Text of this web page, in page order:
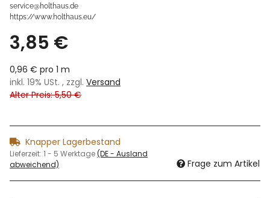
service@holthaus.de
https://www.holthaus.eu/
3,85 €
0,96 € pro 1 m
inkl. 19% USt. , zzgl. Versand
Alter Preis: 5,50 €
Knapper Lagerbestand
Lieferzeit: 1 - 5 Werktage(DE - Ausland
abweichend)
Frage zum Artikel